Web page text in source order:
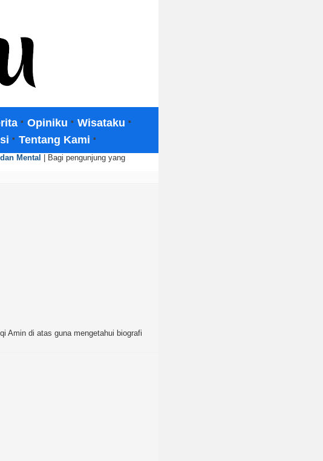
· Opiniku · Wisataku ·
· Tentang Kami ·
Mental
| Bagi pengunjung yang
Amin di atas guna mengetahui biografi